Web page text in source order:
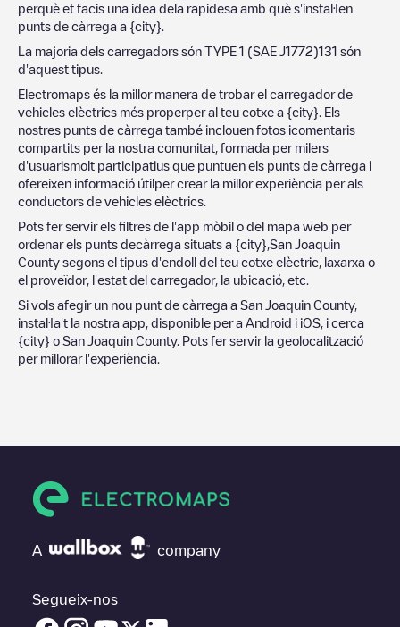
perquè et facis una idea dela rapidesa amb què s'instal·len
punts de càrrega a {city}
La majoria dels carregadors són TYPE 1 (SAE J1772)131 són
d'aquest tipus.
Electromaps és la millor manera de trobar el carregador de
vehicles elèctrics més properper al teu cotxe a {city} . Els
nostres punts de càrrega també inclouen fotos icomentaris
compartits per la nostra comunitat, formada per milers
d'usuarismolt participatius que puntuen els punts de càrrega i
ofereixen informació útilper crear la millor experiència per als
conductors de vehicles elèctrics.
Pots fer servir els filtres de l'app mòbil o del mapa web per
ordenar els punts decàrrega situats a {city} San Joaquin
County segons el tipus d'endoll del teu cotxe elèctric, laxarxa o
el proveïdor, l'estat del carregador, la ubicació, etc.
Si vols afegir un nou punt de càrrega a San Joaquin County,
instal·la't la nostra app, disponible per a Android i iOS, i cerca
{city} o San Joaquin County. Pots fer servir la geolocalització
per millorar l'experiència.
A company
Segueix-nos